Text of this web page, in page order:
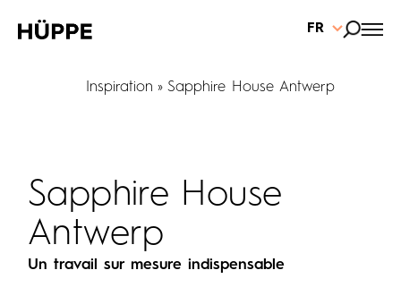
FR
Inspiration Sapphire House Antwerp
Sapphire House
Antwerp
Un travail sur mesure indispensable